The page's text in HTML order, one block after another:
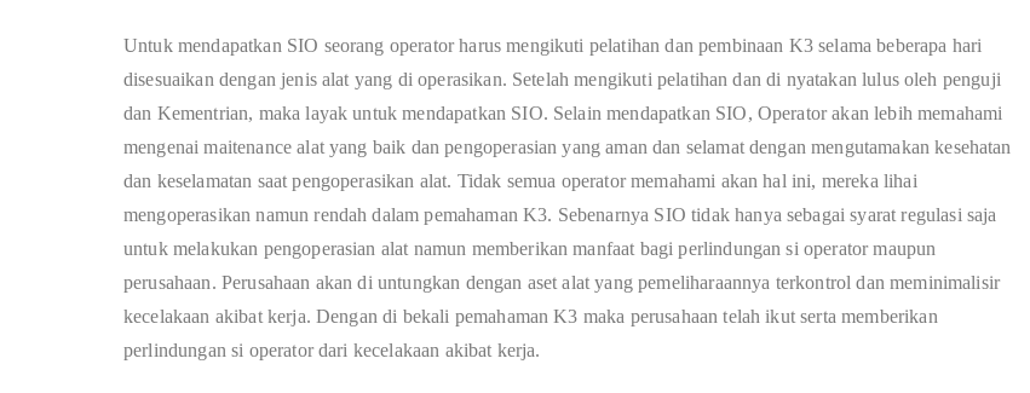
Untuk mendapatkan SIO seorang operator harus mengikuti pelatihan dan pembinaan K3 selama beberapa hari
disesuaikan dengan jenis alat yang di operasikan. Setelah mengikuti pelatihan dan di nyatakan lulus oleh penguji
dan Kementrian, maka layak untuk mendapatkan SIO. Selain mendapatkan SIO, Operator akan lebih memahami
mengenai maitenance alat yang baik dan pengoperasian yang aman dan selamat dengan mengutamakan kesehatan
dan keselamatan saat pengoperasikan alat. Tidak semua operator memahami akan hal ini, mereka lihai
mengoperasikan namun rendah dalam pemahaman K3. Sebenarnya SIO tidak hanya sebagai syarat regulasi saja
untuk melakukan pengoperasian alat namun memberikan manfaat bagi perlindungan si operator maupun
perusahaan. Perusahaan akan di untungkan dengan aset alat yang pemeliharaannya terkontrol dan meminimalisir
kecelakaan akibat kerja. Dengan di bekali pemahaman K3 maka perusahaan telah ikut serta memberikan
perlindungan si operator dari kecelakaan akibat kerja.